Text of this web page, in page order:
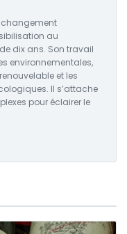
changement
au
dix ans. Son travail
environnementales,
et les
Il s’attache
pour éclairer le